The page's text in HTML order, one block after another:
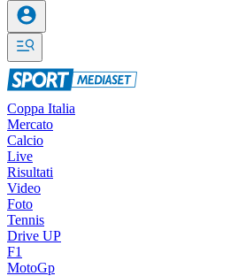
Coppa Italia
Mercato
Calcio
Live
Risultati
Video
Foto
Tennis
Drive UP
F1
MotoGp